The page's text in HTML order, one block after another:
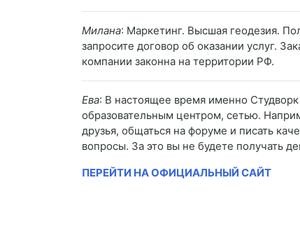
Милана: Маркетинг. Высшая геодезия.
запросите договор об оказании услуг.
компании законна на территории РФ.
Ева: В настоящее время именно
образовательным центром, сетью.
друзья, общаться на форуме и писать
вопросы. За это вы не будете получать
ПЕРЕЙТИ НА ОФИЦИАЛЬНЫЙ САЙТ